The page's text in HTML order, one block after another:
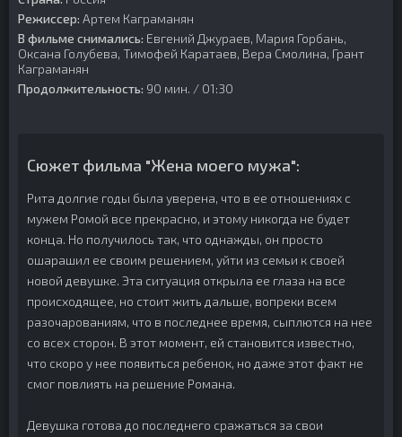
Режиссер: Артем Каграманян
В фильме снимались: Евгений Джураев, Мария Горбань,
Оксана Голубева, Тимофей Каратаев, Вера Смолина, Грант
Каграманян
Продолжительность: 90 мин. / 01:30
Сюжет фильма "Жена моего мужа":
Рита долгие годы была уверена, что в ее отношениях с
мужем Ромой все прекрасно, и этому никогда не будет
конца. Но получилось так, что однажды, он просто
ошарашил ее своим решением, уйти из семьи к своей
новой девушке. Эта ситуация открыла ее глаза на все
происходящее, но стоит жить дальше, вопреки всем
разочарованиям, что в последнее время, сыплются на нее
со всех сторон. В этот момент, ей становится известно,
что скоро у нее появиться ребенок, но даже этот факт не
смог повлиять на решение Романа.
Девушка готова до последнего сражаться за свои